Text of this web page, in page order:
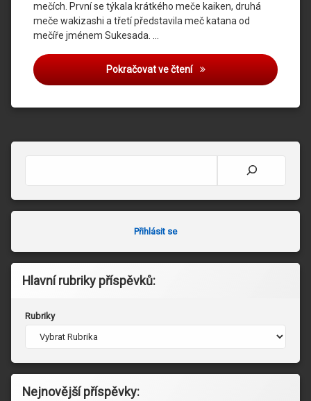
mečích. První se týkala krátkého meče kaiken, druhá
meče wakizashi a třetí představila meč katana od
mečíře jménem Sukesada. …
Pokračovat ve čtení Botanická zahrada
Přihlásit se
Hlavní rubriky příspěvků:
Rubriky
Nejnovější příspěvky: